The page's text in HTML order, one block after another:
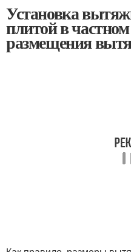
Установка
плитой в
размещения